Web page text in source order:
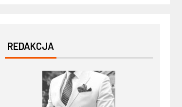
REDAKCJA